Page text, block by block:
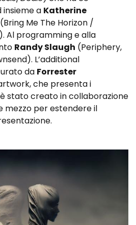
a Katherine
Me The Horizon /
Al programming e alla
Randy Slaugh (Periphery,
L’additional
da Forrester
che presenta i
è stato creato in collaborazione
mezzo per estendere il